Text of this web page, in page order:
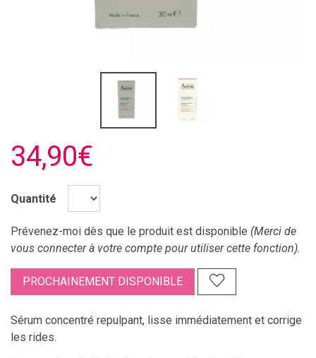
34,90€
Quantité
Prévenez-moi dès que le produit est disponible (Merci de
vous connecter à votre compte pour utiliser cette fonction).
PROCHAINEMENT DISPONIBLE
Sérum concentré repulpant, lisse immédiatement et corrige
les rides.